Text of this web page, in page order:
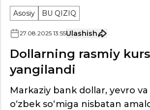
Asosiy BU QIZIQ
27.08.2025 13:55Ulashish
Dollarning rasmiy
yangilandi
Markaziy bank dollar, yevro
o‘zbek so‘miga nisbatan